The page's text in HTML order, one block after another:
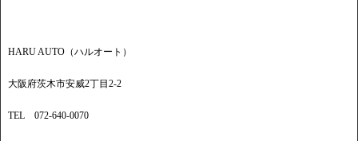
HARU AUTO（ハルオート）
大阪府茨木市安威2丁目2-2
TEL 072-640-0070